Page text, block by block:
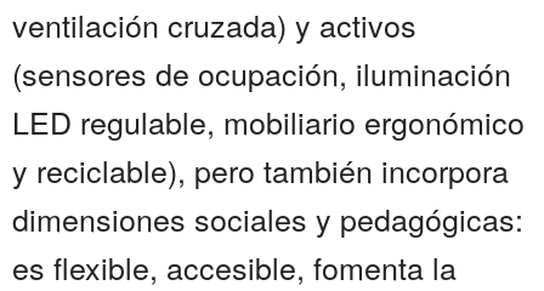
ventilación cruzada) y activos
(sensores de ocupación, iluminación
LED regulable, mobiliario ergonómico
y reciclable), pero también incorpora
dimensiones sociales y pedagógicas:
es flexible, accesible, fomenta la